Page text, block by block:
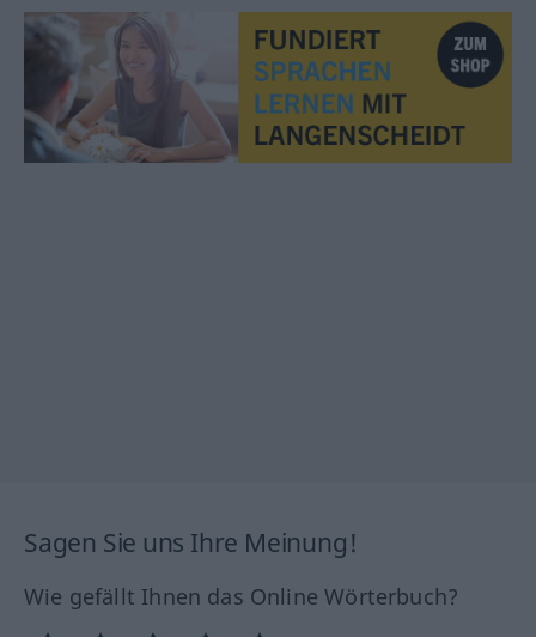
Sagen Sie uns Ihre Meinung!
Wie gefällt Ihnen das Online Wörterbuch?